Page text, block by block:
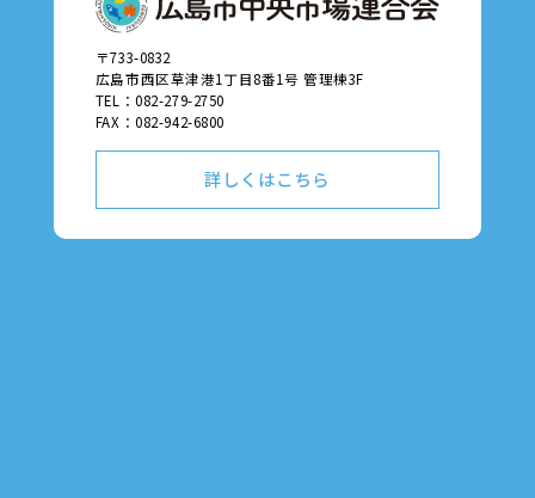
〒733-0832
広島市西区草津港1丁目8番1号 管理棟3F
TEL：082-279-2750
FAX：082-942-6800
詳しくはこちら